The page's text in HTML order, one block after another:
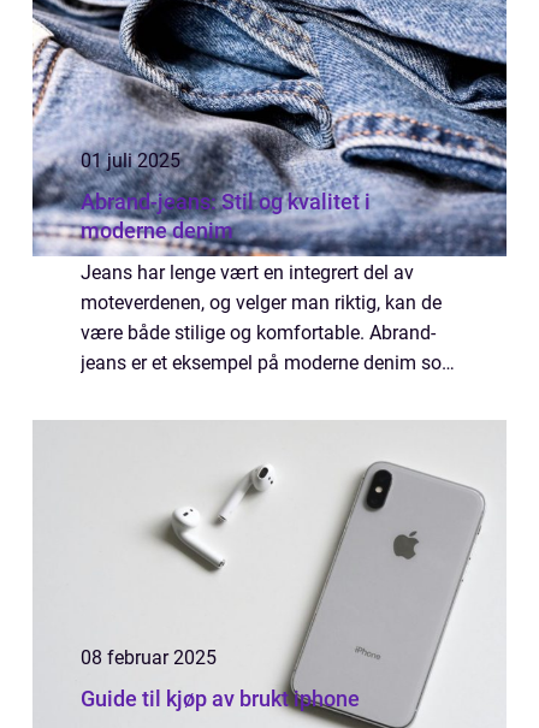
01 juli 2025
Abrand-jeans: Stil og kvalitet i
moderne denim
Jeans har lenge vært en integrert del av
moteverdenen, og velger man riktig, kan de
være både stilige og komfortable. Abrand-
jeans er et eksempel på moderne denim som
perfekt symbios...
08 februar 2025
Guide til kjøp av brukt iphone